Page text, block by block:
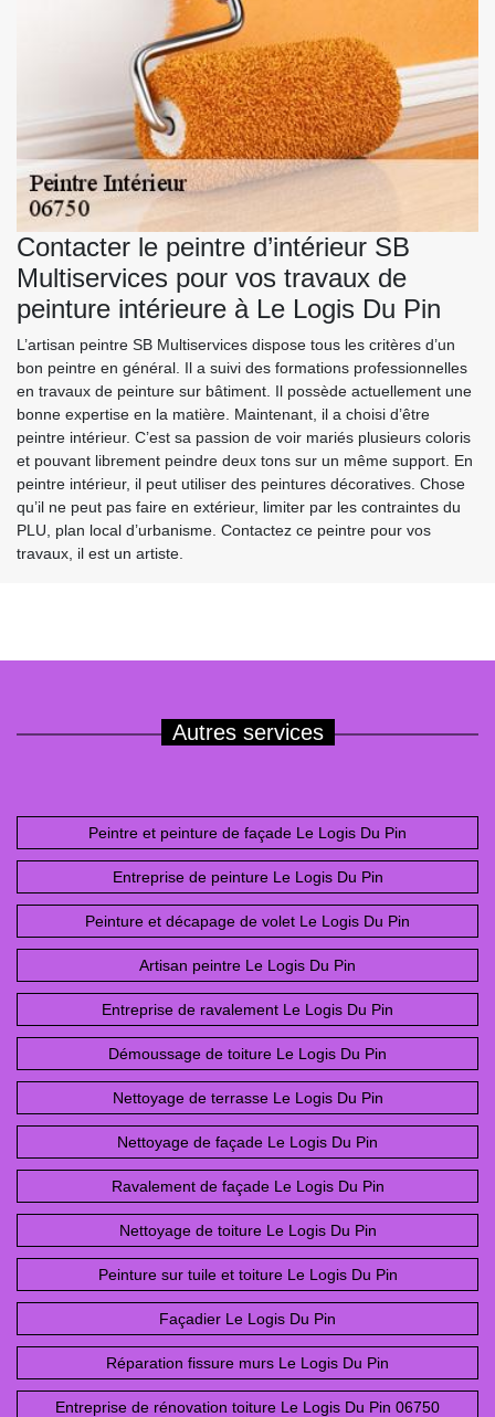
Contacter le peintre d’intérieur SB
Multiservices pour vos travaux de
peinture intérieure à Le Logis Du Pin
L’artisan peintre SB Multiservices dispose tous les critères d’un
bon peintre en général. Il a suivi des formations professionnelles
en travaux de peinture sur bâtiment. Il possède actuellement une
bonne expertise en la matière. Maintenant, il a choisi d’être
peintre intérieur. C’est sa passion de voir mariés plusieurs coloris
et pouvant librement peindre deux tons sur un même support. En
peintre intérieur, il peut utiliser des peintures décoratives. Chose
qu’il ne peut pas faire en extérieur, limiter par les contraintes du
PLU, plan local d’urbanisme. Contactez ce peintre pour vos
travaux, il est un artiste.
Autres services
Peintre et peinture de façade Le Logis Du Pin
Entreprise de peinture Le Logis Du Pin
Peinture et décapage de volet Le Logis Du Pin
Artisan peintre Le Logis Du Pin
Entreprise de ravalement Le Logis Du Pin
Démoussage de toiture Le Logis Du Pin
Nettoyage de terrasse Le Logis Du Pin
Nettoyage de façade Le Logis Du Pin
Ravalement de façade Le Logis Du Pin
Nettoyage de toiture Le Logis Du Pin
Peinture sur tuile et toiture Le Logis Du Pin
Façadier Le Logis Du Pin
Réparation fissure murs Le Logis Du Pin
Entreprise de rénovation toiture Le Logis Du Pin 06750